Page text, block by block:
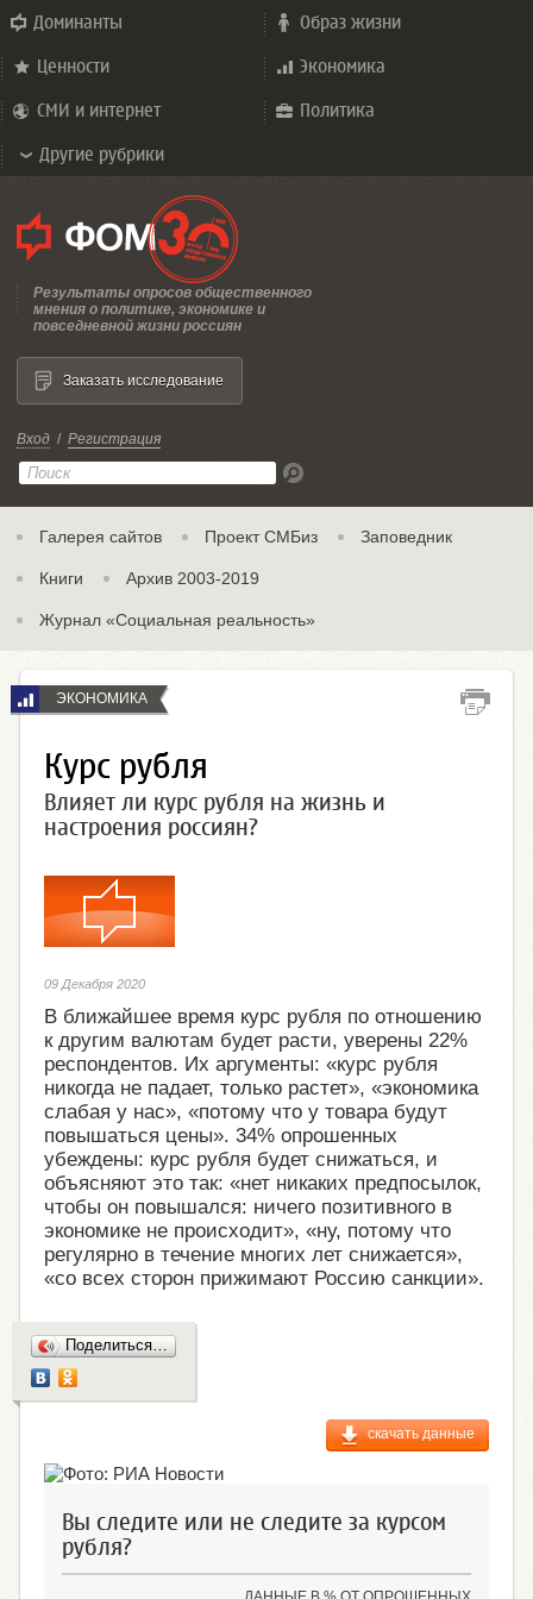
Доминанты Образ жизни
Ценности Экономика
СМИ и интернет Политика
Другие рубрики
Результаты опросов общественного
мнения о политике, экономике и
повседневной жизни россиян
Вход / Регистрация
Галерея сайтов Проект СМБиз Заповедник
Книги Архив 2003-2019
Журнал «Социальная реальность»
Заказать исследование
ЭКОНОМИКА
Курс рубля
Влияет ли курс рубля на жизнь и
настроения россиян?
09 Декабря 2020
В ближайшее время курс рубля по отношению
к другим валютам будет расти, уверены 22%
респондентов. Их аргументы: «курс рубля
никогда не падает, только растет», «экономика
слабая у нас», «потому что у товара будут
повышаться цены». 34% опрошенных
убеждены: курс рубля будет снижаться, и
объясняют это так: «нет никаких предпосылок,
чтобы он повышался: ничего позитивного в
экономике не происходит», «ну, потому что
регулярно в течение многих лет снижается»,
«со всех сторон прижимают Россию санкции».
скачать данные
Вы следите или не следите за курсом
рубля?
Поделиться…